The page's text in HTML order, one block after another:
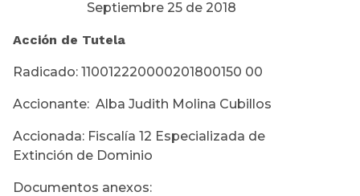
Septiembre 25 de 2018
Acción de Tutela
Radicado: 110012220000201800150 00
Accionante: Alba Judith Molina Cubillos
Accionada: Fiscalía 12 Especializada de
Extinción de Dominio
Documentos anexos: